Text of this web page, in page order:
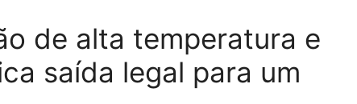
de alta temperatura e
saída legal para um